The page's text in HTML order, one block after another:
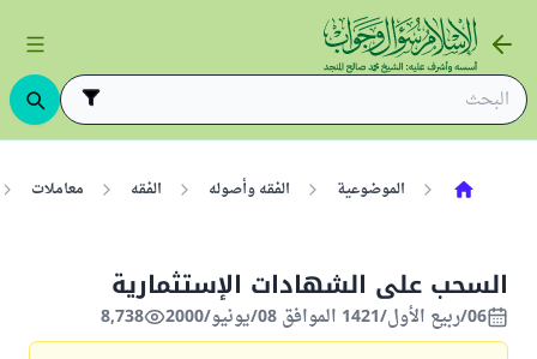
الموضوعية الفقه وأصوله الفقه معاملات
السحب على الشهادات الإستثمارية
06/ربيع الأول/1421 الموافق 08/يونيو/2000 8,738